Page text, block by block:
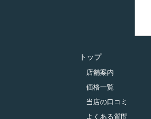
トップ
店舗案内
価格一覧
当店の口コミ
よくある質問